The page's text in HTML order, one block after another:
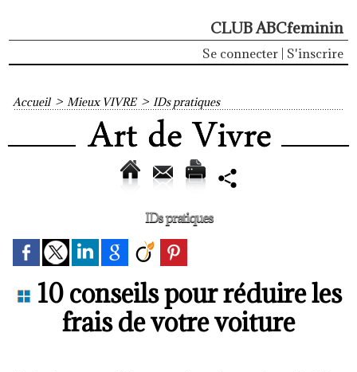
CLUB ABCfeminin
Se connecter S'inscrire
Accueil > Mieux VIVRE > IDs pratiques
IDs pratiques
10 conseils pour réduire les
frais de votre voiture